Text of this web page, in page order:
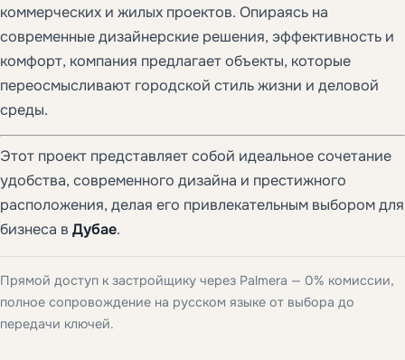
коммерческих и жилых проектов. Опираясь на
современные дизайнерские решения, эффективность и
комфорт, компания предлагает объекты, которые
переосмысливают городской стиль жизни и деловой
среды.
Этот проект представляет собой идеальное сочетание
удобства, современного дизайна и престижного
расположения, делая его привлекательным выбором для
бизнеса в Дубае.
Прямой доступ к застройщику через Palmera — 0% комиссии,
полное сопровождение на русском языке от выбора до
передачи ключей.